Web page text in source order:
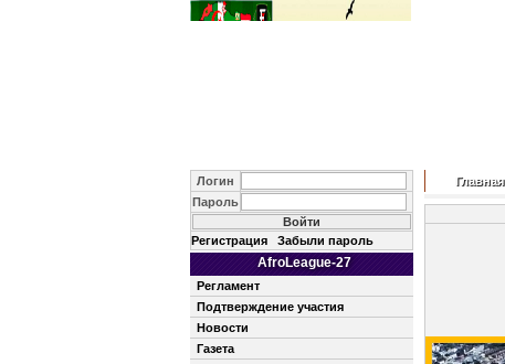
Логин
Пароль
Регистрация Забыли пароль
AfroLeague-27
Регламент
Подтверждение участия
Новости
Газета
Главная